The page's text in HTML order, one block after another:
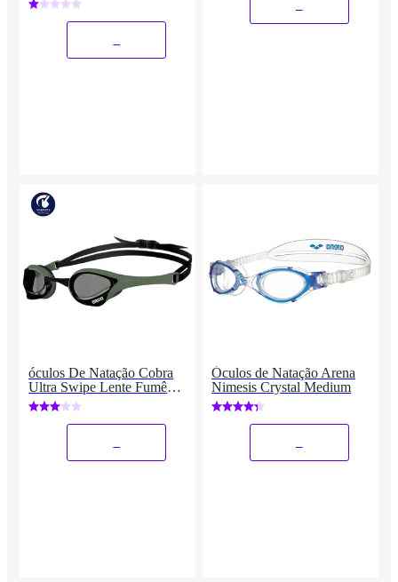
óculos De Natação Cobra
Ultra Swipe Lente Fumê
Arena
Óculos de Natação Arena
Nimesis Crystal Medium